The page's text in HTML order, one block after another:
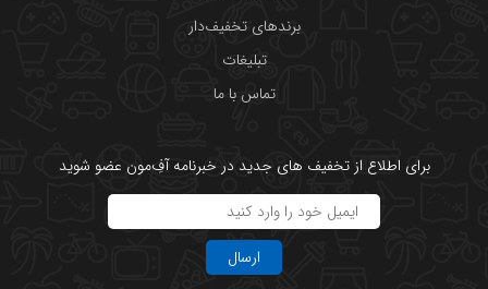
برندهای تخفیف‌دار
تبلیغات
تماس با ما
برای اطلاع از تخفیف های جدید در خبرنامه آفِ‌مون عضو شوید
ارسال